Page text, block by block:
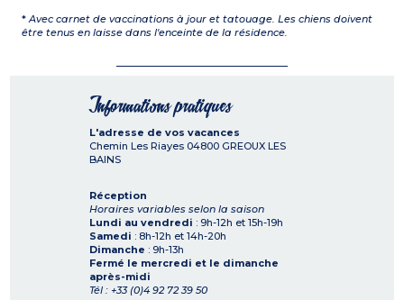
*Avec carnet de vaccinations à jour et tatouage. Les chiens doivent
être tenus en laisse dans l'enceinte de la résidence.
Informations pratiques
L'adresse de vos vacances
Chemin Les Riayes 04800 GREOUX LES
BAINS
Réception
Horaires variables selon la saison
Lundi au vendredi : 9h-12h et 15h-19h
Samedi : 8h-12h et 14h-20h
Dimanche : 9h-13h
Fermé le mercredi et le dimanche
après-midi
Tél : +33 (0)4 92 72 39 50